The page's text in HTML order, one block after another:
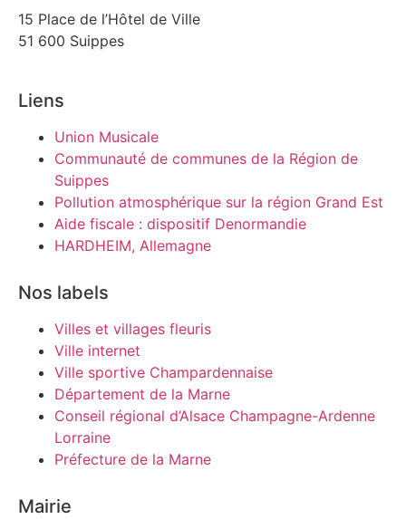
15 Place de l’Hôtel de Ville
51 600 Suippes
Liens
Union Musicale
Communauté de communes de la Région de
Suippes
Pollution atmosphérique sur la région Grand Est
Aide fiscale : dispositif Denormandie
HARDHEIM, Allemagne
Nos labels
Villes et villages fleuris
Ville internet
Ville sportive Champardennaise
Département de la Marne
Conseil régional d’Alsace Champagne-Ardenne
Lorraine
Préfecture de la Marne
Mairie